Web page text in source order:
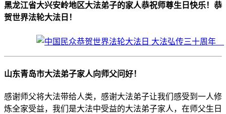
黑龙江省大兴安岭地区大法弟子的家人恭祝师尊生日快乐！恭
贺世界法轮大法日！
山东青岛市大法弟子家人向师父问好！
感谢师父将大法带给人类，感谢大法弟子让我们感受到一人修
炼全家受益，我们是大法中受益的大法弟子家人，在师父生日